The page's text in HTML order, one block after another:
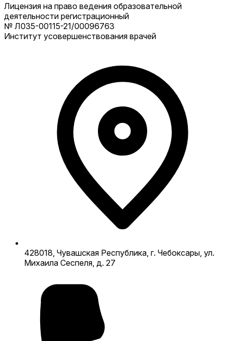
Лицензия на право ведения образовательной
деятельности регистрационный
№ Л035-00115-21/00096763
Институт усовершенствования врачей
428018, Чувашская Республика, г. Чебоксары, ул.
Михаила Сеспеля, д. 27